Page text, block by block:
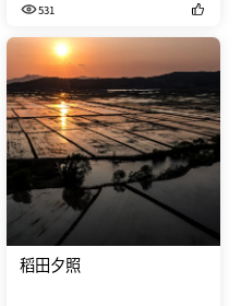
531
稻田夕照